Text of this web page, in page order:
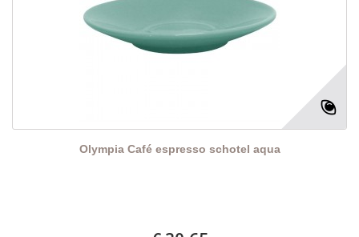
Olympia Café espresso schotel aqua